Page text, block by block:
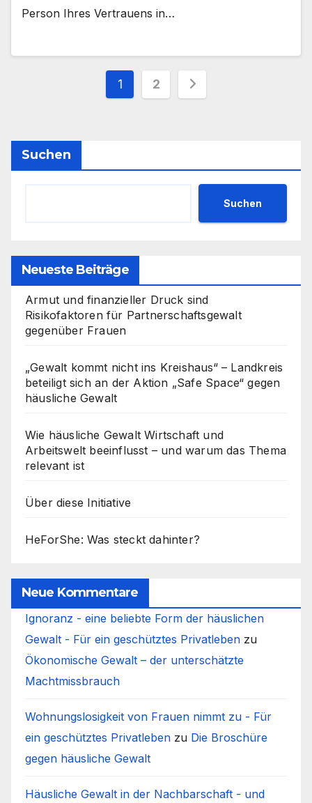
Person Ihres Vertrauens in…
1 2
Suchen
Suchen
Neueste Beiträge
Armut und finanzieller Druck sind
Risikofaktoren für Partnerschaftsgewalt
gegenüber Frauen
„Gewalt kommt nicht ins Kreishaus“ – Landkreis
beteiligt sich an der Aktion „Safe Space“ gegen
häusliche Gewalt
Wie häusliche Gewalt Wirtschaft und
Arbeitswelt beeinflusst – und warum das Thema
relevant ist
Über diese Initiative
HeForShe: Was steckt dahinter?
Neue Kommentare
Ignoranz - eine beliebte Form der häuslichen
Gewalt - Für ein geschütztes Privatleben zu
Ökonomische Gewalt – der unterschätzte
Machtmissbrauch
Wohnungslosigkeit von Frauen nimmt zu - Für
ein geschütztes Privatleben zu Die Broschüre
gegen häusliche Gewalt
Häusliche Gewalt in der Nachbarschaft - und